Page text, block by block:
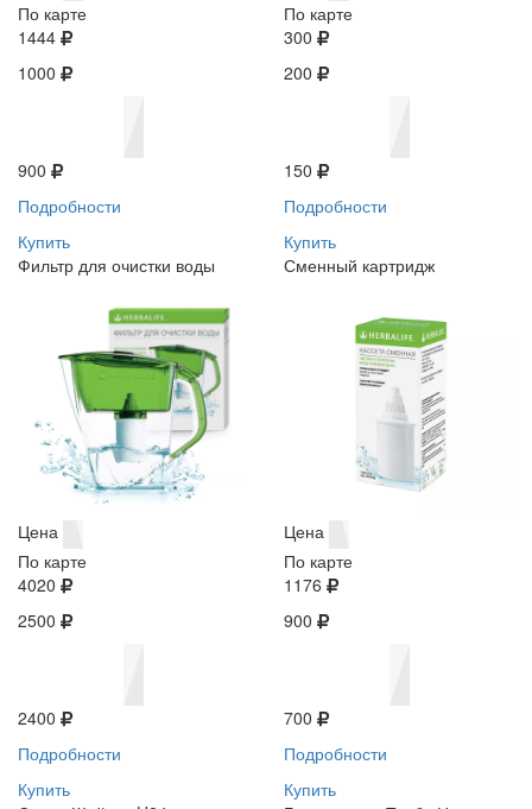
По карте
1444
1000
900
Подробности
Купить
По карте
300
200
150
Подробности
Купить
Фильтр для очистки воды
Цена
По карте
4020
2500
2400
Подробности
Купить
Сменный картридж
Цена
По карте
1176
900
700
Подробности
Купить